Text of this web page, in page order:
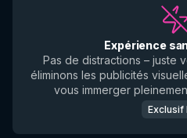
Expérience
Pas de distractions – juste
éliminons les publicités
vous immerger
Exclusif